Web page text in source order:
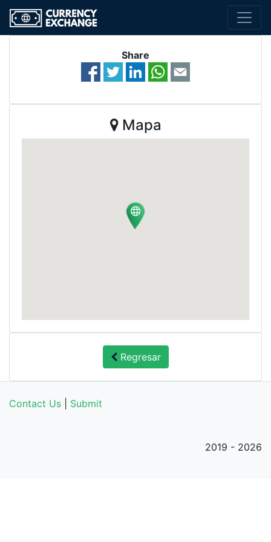
Share
Mapa
Regresar
Contact Us Submit
2019 - 2026